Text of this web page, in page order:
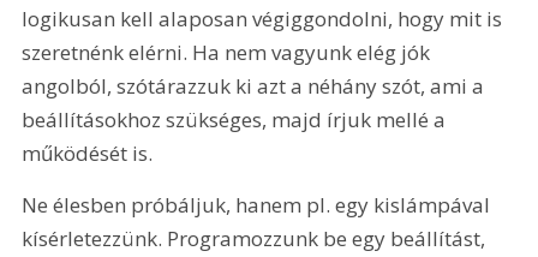
logikusan kell alaposan végiggondolni, hogy mit is
szeretnénk elérni. Ha nem vagyunk elég jók
angolból, szótárazzuk ki azt a néhány szót, ami a
beállításokhoz szükséges, majd írjuk mellé a
működését is.
Ne élesben próbáljuk, hanem pl. egy kislámpával
kísérletezzünk. Programozzunk be egy beállítást,